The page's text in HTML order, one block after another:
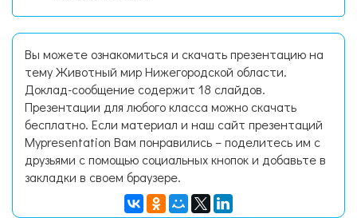
Вы можете ознакомиться и скачать презентацию на
тему Животный мир Нижегородской области.
Доклад-сообщение содержит 18 слайдов.
Презентации для любого класса можно скачать
бесплатно. Если материал и наш сайт презентаций
Mypresentation Вам понравились – поделитесь им с
друзьями с помощью социальных кнопок и добавьте в
закладки в своем браузере.